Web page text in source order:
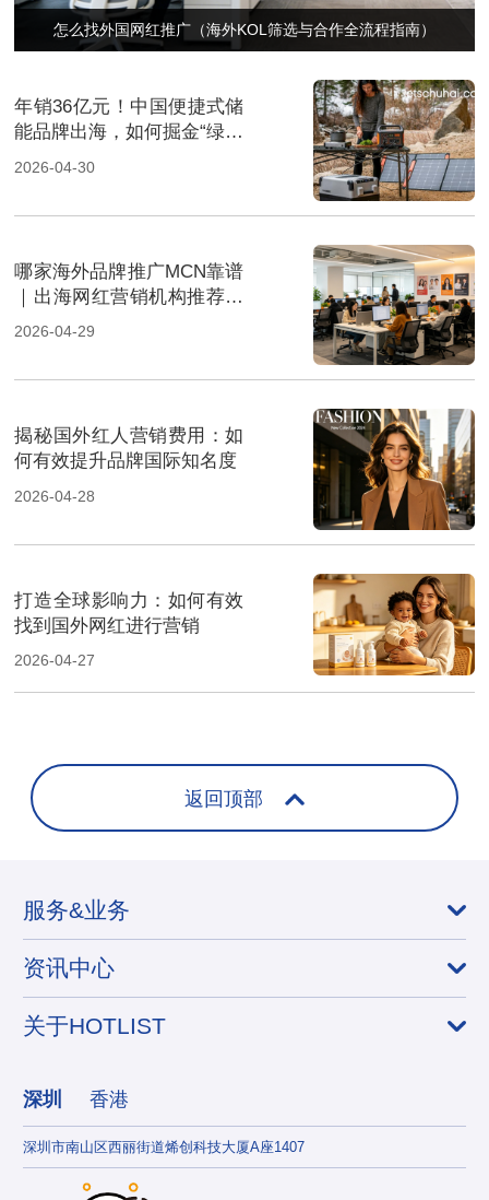
怎么找外国网红推广（海外KOL筛选与合作全流程指南）
年销36亿元！中国便捷式储
能品牌出海，如何掘金“绿色
经济”新风口
2026-04-30
哪家海外品牌推广MCN靠谱
｜出海网红营销机构推荐指
南
2026-04-29
揭秘国外红人营销费用：如
何有效提升品牌国际知名度
2026-04-28
打造全球影响力：如何有效
找到国外网红进行营销
2026-04-27
返回顶部
服务&业务
资讯中心
关于HOTLIST
深圳 香港
深圳市南山区西丽街道烯创科技大厦A座1407